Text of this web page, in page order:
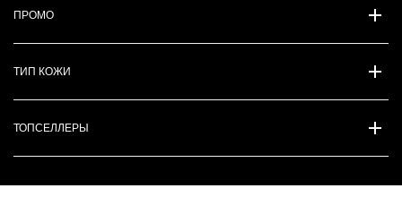
ПРОМО
ТИП КОЖИ
ТОПСЕЛЛЕРЫ